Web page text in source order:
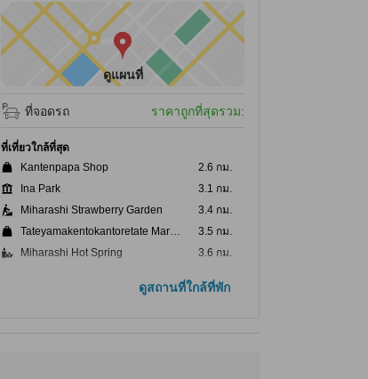
ดูแผนที่
ที่จอดรถ ราคาถูกที่สุดรวม:
ที่เที่ยวใกล้ที่สุด
Kantenpapa Shop
2.6 กม.
Ina Park
3.1 กม.
Miharashi Strawberry Garden
3.4 กม.
Tateyamakentokantoretate Market
3.5 กม.
Miharashi Hot Spring
3.6 กม.
ดูสถานที่ใกล้ที่พัก